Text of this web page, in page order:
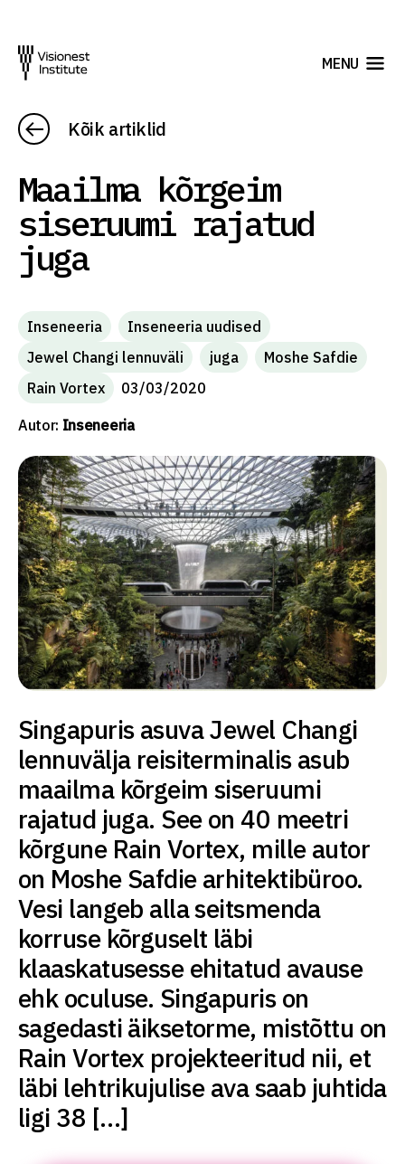
MENU
Kõik artiklid
Maailma kõrgeim
siseruumi rajatud
juga
Inseneeria
Inseneeria uudised
Jewel Changi lennuväli
juga
Moshe Safdie
Rain Vortex
03/03/2020
Autor: Inseneeria
Singapuris asuva Jewel Changi
lennuvälja reisiterminalis asub
maailma kõrgeim siseruumi
rajatud juga. See on 40 meetri
kõrgune Rain Vortex, mille autor
on Moshe Safdie arhitektibüroo.
Vesi langeb alla seitsmenda
korruse kõrguselt läbi
klaaskatusesse ehitatud avause
ehk oculuse. Singapuris on
sagedasti äiksetorme, mistõttu on
Rain Vortex projekteeritud nii, et
läbi lehtrikujulise ava saab juhtida
ligi 38 […]